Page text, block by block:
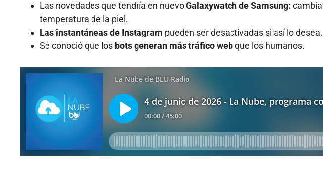
Las novedades que tendría en nuevoGalaxywatch de Samsung:
temperatura de la piel.
Las instantáneas de Instagram pueden ser desactivadas si así lo desea.
Se conoció que los bots generan más tráfico webque los humanos.